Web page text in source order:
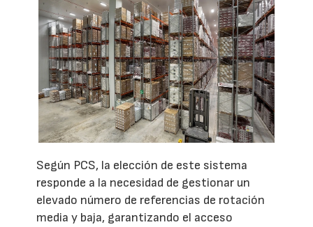
Según PCS, la elección de este sistema
responde a la necesidad de gestionar un
elevado número de referencias de rotación
media y baja, garantizando el acceso